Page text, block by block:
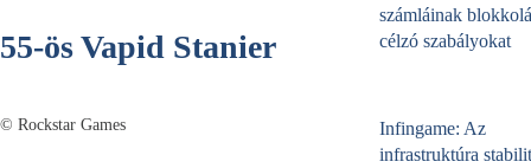
55-ös Vapid Stanier
© Rockstar Games
számláinak
célzó szabályokat
Infingame: Az
infrastruktúra